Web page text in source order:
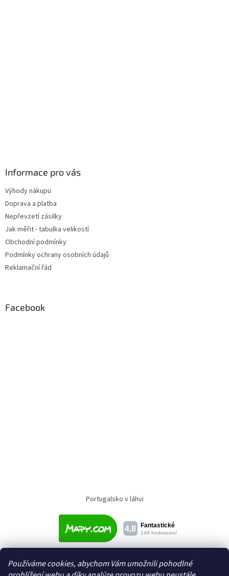
Používáme cookies, abychom Vám umožnili pohodlné
Informace pro vás
Výhody nákupu
Doprava a platba
Nepřevzetí zásilky
Jak měřit - tabulka velikostí
Obchodní podmínky
Podmínky ochrany osobních údajů
Reklamační řád
Facebook
Portugalsko v láhvi